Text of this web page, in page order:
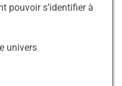
pouvoir s’identifier à
univers